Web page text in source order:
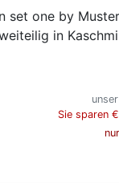
set one by
in
Sie sparen